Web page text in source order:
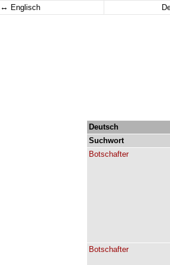
↔ Englisch
Deutsch
Suchwort
Botschafter
Botschafter